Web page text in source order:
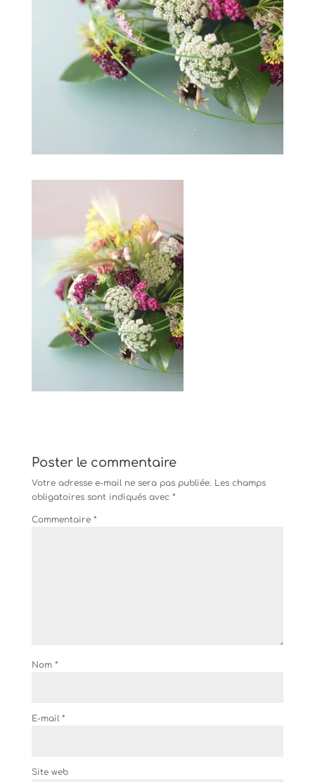
Poster le commentaire
Votre adresse e-mail ne sera pas publiée. Les champs
obligatoires sont indiqués avec *
Commentaire *
Nom *
E-mail *
Site web